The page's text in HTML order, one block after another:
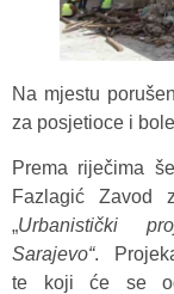
Na mjestu
za posjetioce i
Prema riječima
Fazlagić Zavod
„Urbanistički
Sarajevo“.
te koji će se